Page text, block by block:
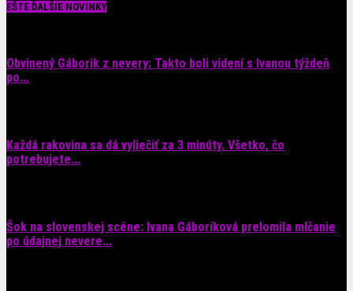
EŠTE ĎALŠIE NOVINKY
Obvinený Gáborik z nevery: Takto boli videní s Ivanou týždeň
po...
Každá rakovina sa dá vyliečiť za 3 minúty. Všetko, čo
potrebujete...
Šok na slovenskej scéne: Ivana Gáboríková prelomila mlčanie
po údajnej nevere...